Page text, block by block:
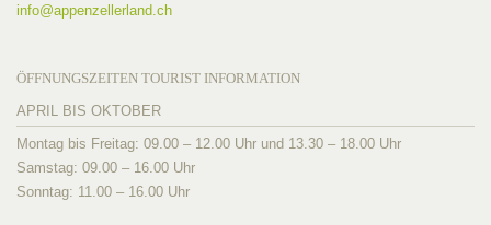
info@appenzellerland.ch
ÖFFNUNGSZEITEN TOURIST INFORMATION
APRIL BIS OKTOBER
Montag bis Freitag: 09.00 – 12.00 Uhr und 13.30 – 18.00 Uhr
Samstag: 09.00 – 16.00 Uhr
Sonntag: 11.00 – 16.00 Uhr